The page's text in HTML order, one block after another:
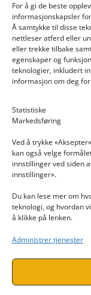
For å gi de beste
informasjonskapsler
Å samtykke til disse
nettleser atferd eller
eller trekke tilbake
egenskaper og
teknologier, inkludert
informasjon om deg
Statistiske
Markedsføring
Ved å trykke
kan også velge
innstillinger ved siden
innstillinger».
Du kan lese mer om
teknologi, og hvordan
å klikke på lenken.
Administrer tjenester